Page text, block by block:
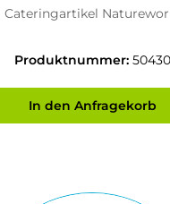
Cateringartikel
Produktnummer: 50430
In den Anfragekorb